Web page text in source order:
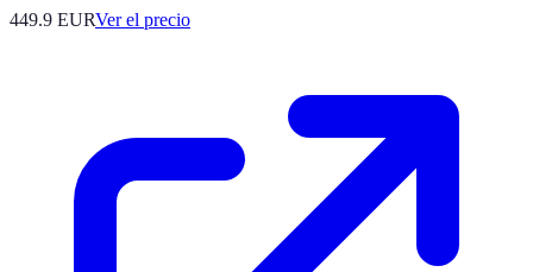
449.9 EURVer el precio